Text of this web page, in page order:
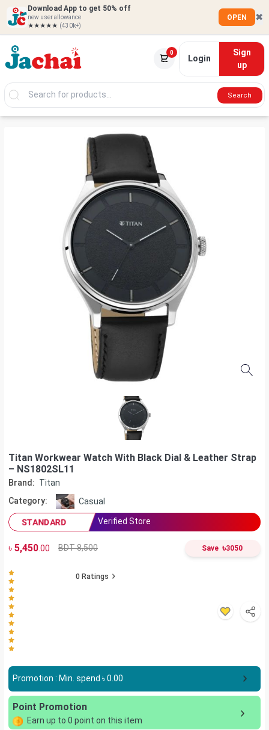
Download App to get 50% off
new user allowance
★★★★★ (430k+)
OPEN ✖
0
Login
Sign
up
Search
Titan Workwear Watch With Black Dial & Leather Strap
– NS1802SL11
Brand: Titan
Category:
Casual
STANDARD Verified Store
৳ 5,450.00 BDT 8,500 Save ৳3050
0 Ratings
Promotion : Min. spend ৳0.00
Point Promotion
Earn up to 0 point on this item